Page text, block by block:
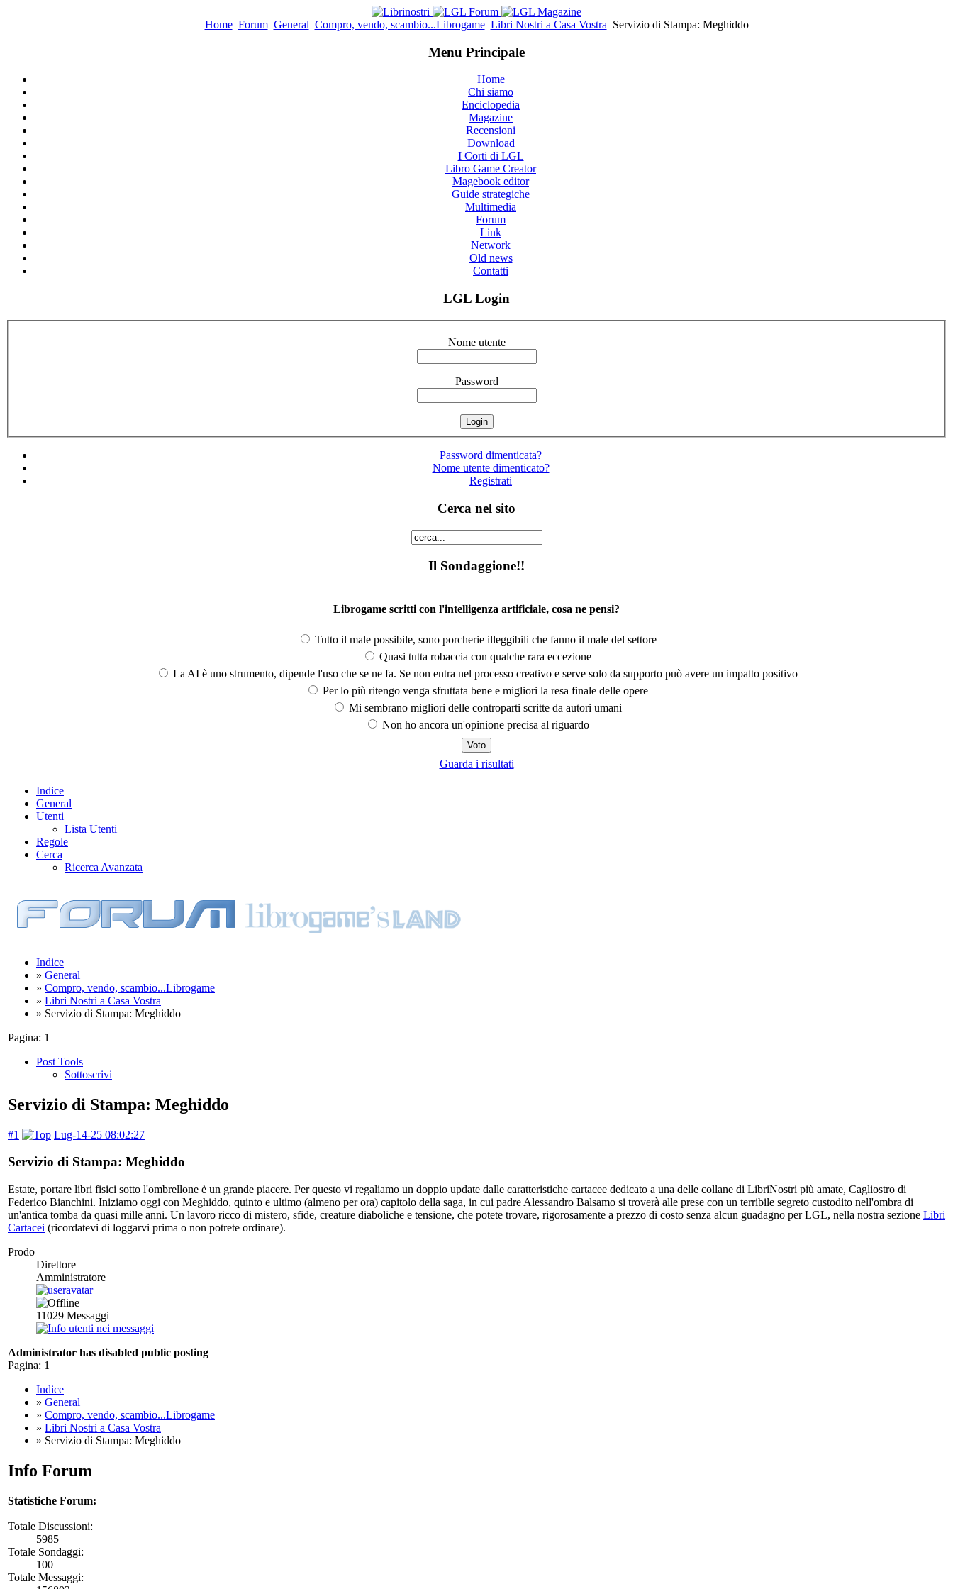
Home Forum General Compro, vendo, scambio...Librogame Libri Nostri a Casa Vostra Servizio di Stampa: Meghiddo
Menu Principale
Home
Chi siamo
Enciclopedia
Magazine
Recensioni
Download
I Corti di LGL
Libro Game Creator
Magebook editor
Guide strategiche
Multimedia
Forum
Link
Network
Old news
Contatti
LGL Login
Nome utente
Password
Password dimenticata?
Nome utente dimenticato?
Registrati
Cerca nel sito
Il Sondaggione!!
Librogame scritti con l'intelligenza artificiale, cosa ne pensi?
Tutto il male possibile, sono porcherie illeggibili che fanno il male del settore
Quasi tutta robaccia con qualche rara eccezione
La AI è uno strumento, dipende l'uso che se ne fa. Se non entra nel processo creativo e serve solo da supporto può avere un impatto positivo
Per lo più ritengo venga sfruttata bene e migliori la resa finale delle opere
Mi sembrano migliori delle controparti scritte da autori umani
Non ho ancora un'opinione precisa al riguardo
Guarda i risultati
Indice
General
Utenti
Lista Utenti
Regole
Cerca
Ricerca Avanzata
Indice
» General
» Compro, vendo, scambio...Librogame
» Libri Nostri a Casa Vostra
» Servizio di Stampa: Meghiddo
Pagina: 1
Post Tools
Sottoscrivi
Servizio di Stampa: Meghiddo
#1 Lug-14-25 08:02:27
Servizio di Stampa: Meghiddo
Estate, portare libri fisici sotto l'ombrellone è un grande piacere. Per questo vi regaliamo un doppio update dalle caratteristiche cartacee dedicato a una delle collane di LibriNostri più amate, Cagliostro di
Federico Bianchini. Iniziamo oggi con Meghiddo, quinto e ultimo (almeno per ora) capitolo della saga, in cui padre Alessandro Balsamo si troverà alle prese con un terribile segreto custodito nell'ombra di
un'antica tomba da quasi mille anni. Un lavoro ricco di mistero, sfide, creature diaboliche e tensione, che potete trovare, rigorosamente a prezzo di costo senza alcun guadagno per LGL, nella nostra sezione Libri
Cartacei (ricordatevi di loggarvi prima o non potrete ordinare).
Prodo
Direttore
Amministratore
11029 Messaggi
Administrator has disabled public posting
Pagina: 1
Indice
» General
» Compro, vendo, scambio...Librogame
» Libri Nostri a Casa Vostra
» Servizio di Stampa: Meghiddo
Info Forum
Statistiche Forum:
Totale Discussioni:
5985
Totale Sondaggi:
100
Totale Messaggi: